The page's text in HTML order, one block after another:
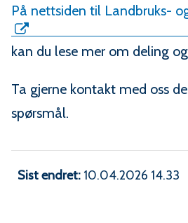
På nettsiden til Landbruks-
kan du lese mer om deling
Ta gjerne kontakt med oss
spørsmål.
Sist endret 10.04.2026 14.33